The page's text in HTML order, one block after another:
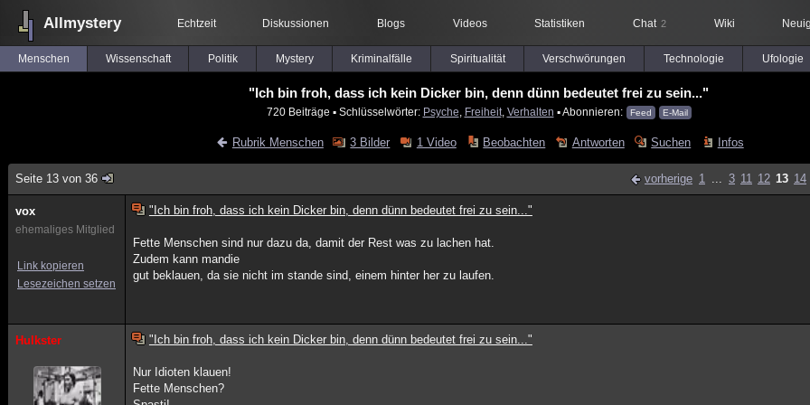
Allmystery Echtzeit Diskussionen Blogs Videos Statistiken Chat 2 Wiki
Menschen Wissenschaft Politik Mystery Kriminalfälle Spiritualität Verschwörungen Technologie Ufologie
"Ich bin froh, dass ich kein Dicker bin, denn dünn bedeutet frei zu sein..."
720 Beiträge ▪ Schlüsselwörter: Psyche Freiheit, Verhalten ▪ Abonnieren: Feed E-Mail
Rubrik Menschen 3 Bilder 1 Video Beobachten Antworten Suchen Infos
Seite 13 von 36 vorherige 1 ... 3 11 12 13 14
vox
ehemaliges Mitglied
Link kopieren
Lesezeichen setzen
"Ich bin froh, dass ich kein Dicker bin, denn dünn bedeutet frei zu sein..."
Fette Menschen sind nur dazu da, damit der Rest was zu lachen hat.
Zudem kann mandie
gut beklauen, da sie nicht im stande sind, einem hinter her zu laufen.
Hulkster "Ich bin froh, dass ich kein Dicker bin, denn dünn bedeutet frei zu sein..."
Nur Idioten klauen!
Fette Menschen?